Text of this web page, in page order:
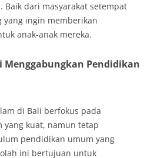
Baik dari masyarakat setempat
ingin memberikan
anak-anak mereka.
Menggabungkan Pendidikan
di Bali berfokus pada
yang kuat, namun tetap
pendidikan umum yang
ini bertujuan untuk